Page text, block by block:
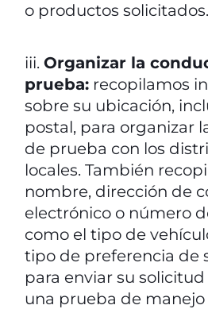
o productos solicitados.
iii.Organizar la
prueba: recopilamos
sobre su ubicación,
postal, para organizar
de prueba con los
locales. También
nombre, dirección de
electrónico o número
como el tipo de
tipo de preferencia de
para enviar su
una prueba de manejo